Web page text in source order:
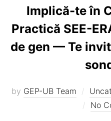
Implică-te în
Practică SEE-
de gen — Te
by GEP-UB Team
No